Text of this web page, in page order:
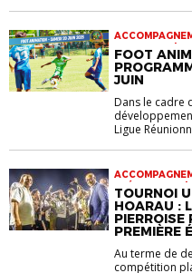
ANIMATION |
U13 | VIE DES
FOOT
JUIN
Dans le cadre
Ligue
EVÉNEMENTS |
SECTIONS
CLUBS
TOURNOI
HOARAU :
PIERROISE
PREMIÈRE
Au terme de
compétition